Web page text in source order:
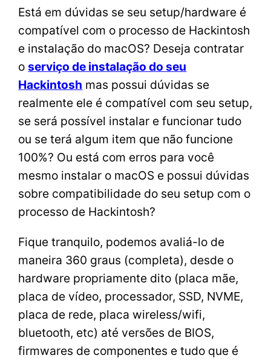
Está em dúvidas se seu setup/hardware é
compatível com o processo de Hackintosh
e instalação do macOS? Deseja contratar
oserviço de instalação do seu
Hackintosh mas possui dúvidas se
realmente ele é compatível com seu setup,
se será possível instalar e funcionar tudo
ou se terá algum item que não funcione
100%? Ou está com erros para você
mesmo instalar o macOS e possui dúvidas
sobre compatibilidade do seu setup com o
processo de Hackintosh?
Fique tranquilo, podemos avaliá-lo de
maneira 360 graus (completa), desde o
hardware propriamente dito (placa mãe,
placa de vídeo, processador, SSD, NVME,
placa de rede, placa wireless/wifi,
bluetooth, etc) até versões de BIOS,
firmwares de componentes e tudo que é